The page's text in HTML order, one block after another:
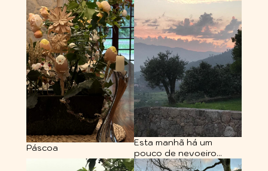
Páscoa
Esta manhã há um
pouco de nevoeiro...